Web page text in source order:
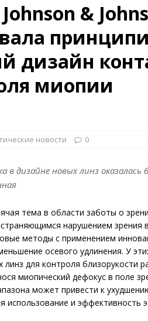
&
дизайн
миопии
новости 0
в дизайне новых линз
тема в области заботы о
нарушением зрения
методы с применением
осевого удлинения. У
для контроля близорукости
миопический дефокус в поле
может привести к
использование и эффективность